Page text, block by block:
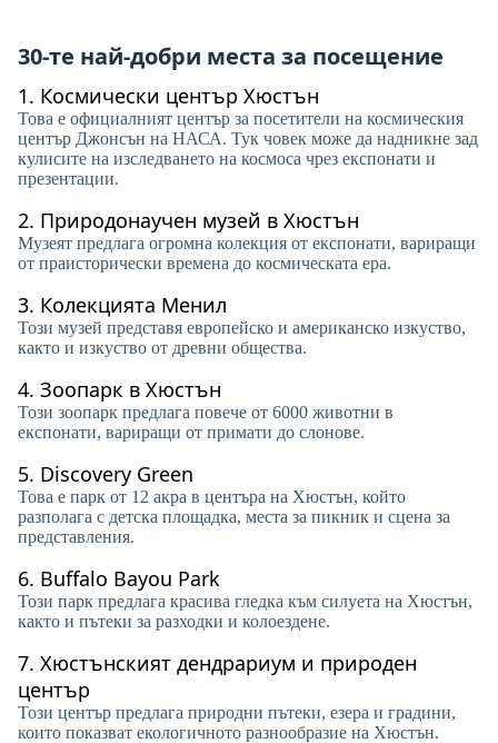
30-те най-добри места за посещение
1. Космически център Хюстън
Това е официалният център за посетители на космическия
център Джонсън на НАСА. Тук човек може да надникне зад
кулисите на изследването на космоса чрез експонати и
презентации.
2. Природонаучен музей в Хюстън
Музеят предлага огромна колекция от експонати, вариращи
от праисторически времена до космическата ера.
3. Колекцията Менил
Този музей представя европейско и американско изкуство,
както и изкуство от древни общества.
4. Зоопарк в Хюстън
Този зоопарк предлага повече от 6000 животни в
експонати, вариращи от примати до слонове.
5. Discovery Green
Това е парк от 12 акра в центъра на Хюстън, който
разполага с детска площадка, места за пикник и сцена за
представления.
6. Buffalo Bayou Park
Този парк предлага красива гледка към силуета на Хюстън,
както и пътеки за разходки и колоездене.
7. Хюстънският дендрариум и природен
център
Този център предлага природни пътеки, езера и градини,
които показват екологичното разнообразие на Хюстън.